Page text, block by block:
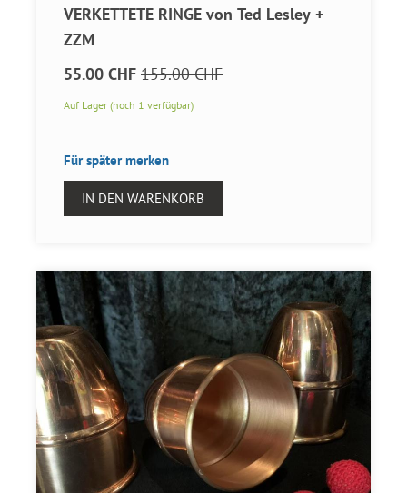
VERKETTETE RINGE von Ted Lesley +
ZZM
55.00 CHF 155.00 CHF
Auf Lager (noch 1 verfügbar)
Für später merken
IN DEN WARENKORB